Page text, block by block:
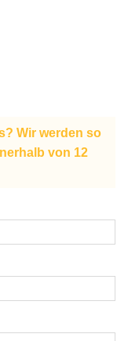
Wir werden so
von 12